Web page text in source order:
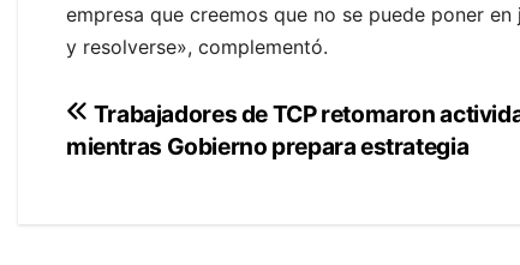
empresa que creemos que no se puede poner
y resolverse», complementó.
Navegación
de
Trabajadores de TCP retomaron
mientras Gobierno prepara estrategia